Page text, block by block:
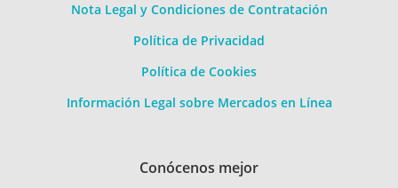
Nota Legal y Condiciones de Contratación
Política de Privacidad
Política de Cookies
Información Legal sobre Mercados en Línea
Conócenos mejor